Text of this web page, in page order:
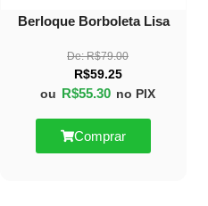
Berloque Borboleta Lisa
De:R$79.00
R$59.25
ou R$55.30 no PIX
Comprar